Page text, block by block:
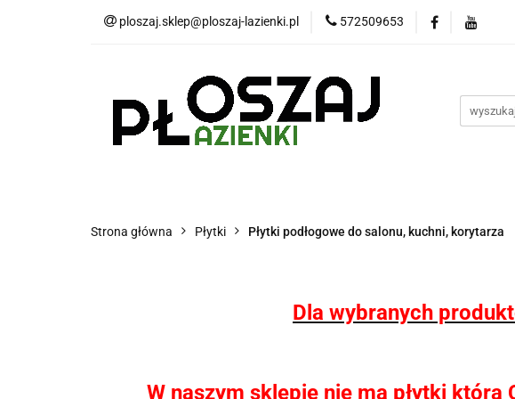
ploszaj.sklep@ploszaj-lazienki.pl 572509653
Płytki Panele wodoodporne MHC
Wyposażenie kuchni
Strona główna Płytki Płytki podłogowe do salonu, kuchni, korytarza
Dla wybranych
W naszym sklepie nie ma płytki